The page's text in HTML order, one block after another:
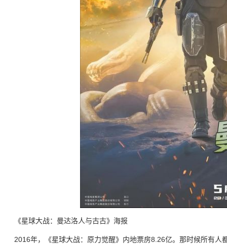
《星球大战：曼达洛人与古古》海报
2016年，《星球大战：原力觉醒》内地票房8.26亿。那时候所有人